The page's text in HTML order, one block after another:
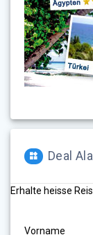
Deal
Erhalte heisse
Vorname